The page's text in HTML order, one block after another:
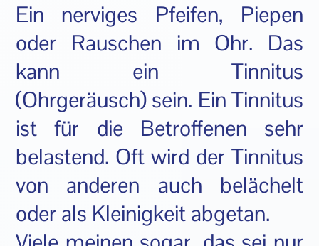
Ein nerviges Pfeifen, Piepen
oder Rauschen im Ohr. Das
kann ein Tinnitus
(Ohrgeräusch) sein. Ein Tinnitus
ist für die Betroffenen sehr
belastend. Oft wird der Tinnitus
von anderen auch belächelt
oder als Kleinigkeit abgetan.